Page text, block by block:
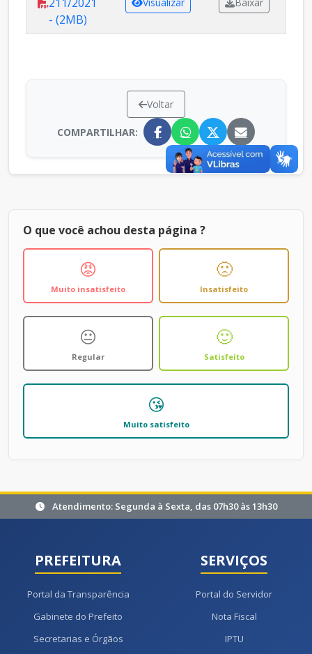
- (2MB)
Voltar
COMPARTILHAR:
O que você achou desta página ?
😡
Muito insatisfeito
🙁
Insatisfeito
😐
Regular
🙂
Satisfeito
😘
Muito satisfeito
Atendimento: Segunda à Sexta, das 07h30 às 13h30
PREFEITURA
Portal da Transparência
Gabinete do Prefeito
Secretarias e Órgãos
SERVIÇOS
Portal do Servidor
Nota Fiscal
IPTU